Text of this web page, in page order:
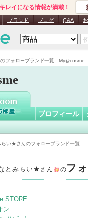
フォローブランド一覧 - My@cosme
レイになる情報が満載！
ブランド ブログ Q&A
なと
プロフィール
い★さんのフォローブランド一覧
とみらい★ さん の フ
STORE
ン